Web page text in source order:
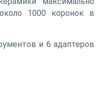
1000 коронок в
и 6 адаптеров